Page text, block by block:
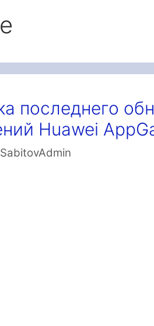
последнего
Huawei
SabitovAdmin